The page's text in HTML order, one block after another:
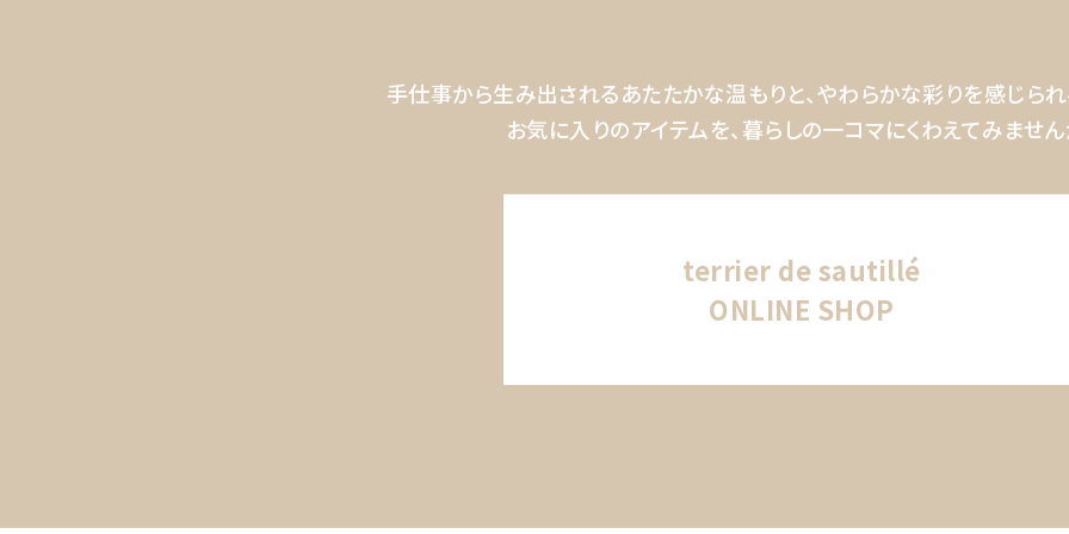
手仕事から生み出されるあたたかな温もりと、やわらかな彩りを感じられ
お気に入りのアイテムを、暮らしの一コマにくわえてみません
terrier de sautillé
ONLINE SHOP